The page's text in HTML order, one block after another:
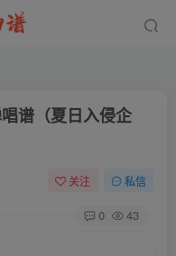
谱（夏日入侵企
关注 私信
0 43